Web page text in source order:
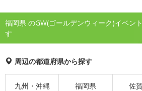
福岡県 のGW(ゴールデンウィーク)イベン
す
周辺の都道府県から探す
九州・沖縄 福岡県 佐